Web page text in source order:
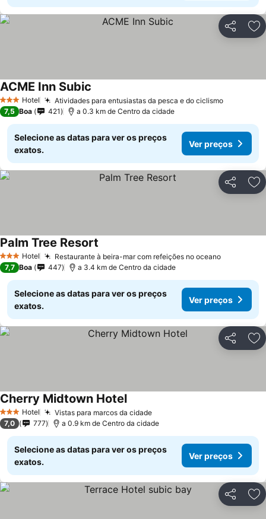
Partilhar
3 EstrelasHotel Atividades para entusiastas da pesca e do ciclismo
ACME Inn Subic
7,5 Boa 421 a 0.3 km de Centro da cidade
Selecione as datas para ver os preços
exatos.
Ver preços
Partilhar
3 EstrelasHotel Restaurante à beira-mar com refeições no oceano
Palm Tree Resort
7,7 Boa 447 a 3.4 km de Centro da cidade
Selecione as datas para ver os preços
exatos.
Ver preços
Partilhar
3 EstrelasHotel Vistas para marcos da cidade
Cherry Midtown Hotel
7,0 777 a 0.9 km de Centro da cidade
Selecione as datas para ver os preços
exatos.
Ver preços
Partilhar